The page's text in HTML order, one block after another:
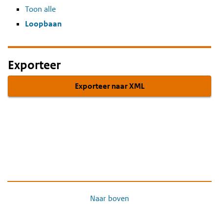
Toon alle
Loopbaan
Exporteer
Exporteer naar XML
Naar boven